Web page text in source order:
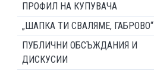
ПРОФИЛ НА КУПУВАЧА
„ШАПКА ТИ СВАЛЯМЕ, ГАБРОВО“
ПУБЛИЧНИ ОБСЪЖДАНИЯ И
ДИСКУСИИ